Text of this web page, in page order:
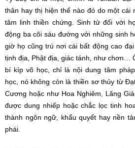
thân hay thị hiện thế nào đó do một cái
tâm linhthiền chứng Sinh tử đối với
động ba cõi sáu đường với những sinh
giờ họ cũng trú nơi cái bất động cao
tịnh địa, Phật địa giác tánh , như chơn…
bí kíp võ học, chỉ là nội dung tâm pháp
học , nó không còn là thiền sơ thủy từ
Cương hoặc như Hoa Nghiêm Lăng Già
được dung nhiếp hoặc chắc lọctinh
thành ngôn ngữ khẩu quyết hay nền
phái